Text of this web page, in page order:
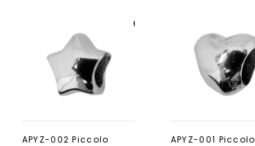
APYZ-002 Piccolo
APYZ-001 Piccolo